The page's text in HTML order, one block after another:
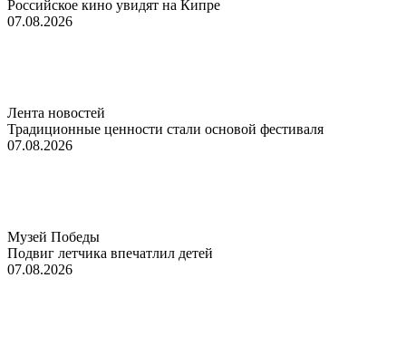
Российское кино увидят на Кипре
07.08.2026
Лента новостей
Традиционные ценности стали основой фестиваля
07.08.2026
Музей Победы
Подвиг летчика впечатлил детей
07.08.2026